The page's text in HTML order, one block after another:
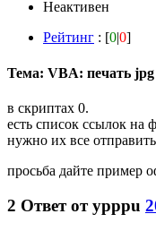
Неактивен
Рейтинг : [0|0]
Тема: VBA: печать jpg
в скриптах 0.
есть список ссылок на
нужно их все
просьба дайте пример
2 Ответ отypppu